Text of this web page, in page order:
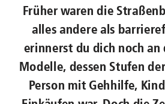
Früher waren die
alles andere als
erinnerst du dich noch an
Modelle, dessen Stufen
Person mit Gehhilfe,